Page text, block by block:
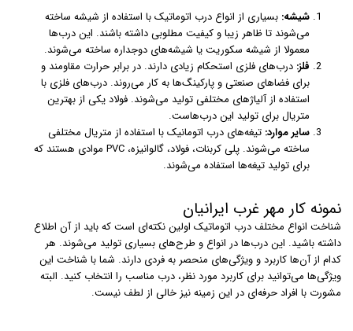
شیشه: بسیاری از انواع درب اتوماتیک با استفاده از شیشه ساخته
می‌شوند تا ظاهر زیبا و کیفیت مطلوبی داشته باشند. این درب‌ها
معمولا از شیشه سکوریت یا شیشه‌های دوجداره ساخته می‌شوند.
فلز: درب‌های فلزی استحکام زیادی دارند. در برابر حرارت مقاومند و
برای فضاهای صنعتی و پارکینگ‌ها به کار می‌روند. درب‌های فلزی با
استفاده از آلیاژهای مختلفی تولید می‌شوند. فولاد یکی از بهترین
متریال برای تولید این درب‌هاست.
سایر موارد: تیغه‌های درب اتومانیک با استفاده از متریال مختلفی
ساخته می‌شوند. پلی کربنات، فولاد، گالوانیزه، PVC موادی هستند که
برای تولید تیغه‌ها استفاده می‌شوند.
نمونه کار مهر غرب ایرانیان
شناخت انواع مختلف درب اتوماتیک اولین نکته‌ای است که باید از آن اطلاع
داشته باشید. این درب‌ها در انواع و طرح‌های بسیاری تولید می‌شوند. هر
کدام از آن‌ها کاربرد و ویژگی‌های منحصر به فردی دارند. شما با شناخت این
ویژگی‌ها می‌توانید برای کاربرد مورد نظر، درب مناسب را انتخاب کنید. البته
مشورت با افراد حرفه‌ای در این زمینه نیز خالی از لطف نیست.